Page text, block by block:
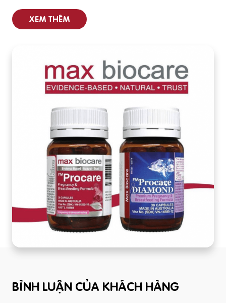
XEM THÊM
BÌNH LUẬN CỦA KHÁCH HÀNG